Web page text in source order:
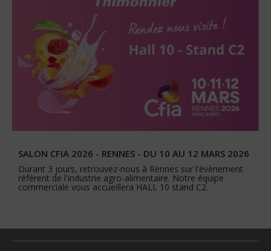
SALON CFIA 2026 - RENNES - DU 10 AU 12 MARS 2026
Durant 3 jours, retrouvez-nous à Rennes sur l'évènement
référent de l'industrie agro-alimentaire. Notre équipe
commerciale vous accueillera HALL 10 stand C2.